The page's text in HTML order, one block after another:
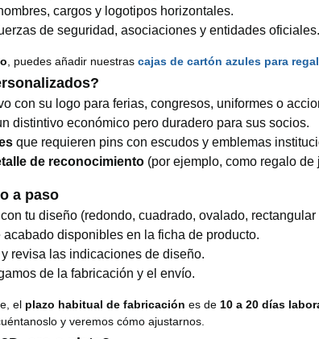
cargos y logotipos horizontales.
de seguridad, asociaciones y entidades oficiales.
, puedes añadir nuestrascajas de cartón azules para
con su logo para ferias, congresos, uniformes o
distintivo económico pero duradero para sus socios.
que requieren pins con escudos y emblemas
de reconocimiento (por ejemplo, como regalo
a paso
tu diseño (redondo, cuadrado, ovalado, rectangular
disponibles en la ficha de producto.
revisa las indicaciones de diseño.
de la fabricación y el envío.
el plazo habitual de fabricación es de 10 a 20 días
y veremos cómo ajustarnos.